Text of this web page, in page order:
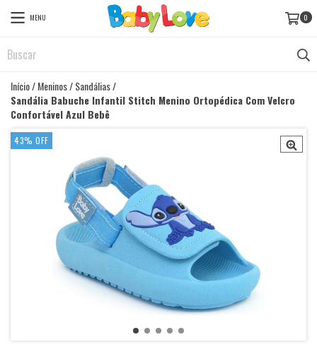
MENU 0
Início/Meninos/Sandálias/
Sandália Babuche Infantil Stitch Menino Ortopédica Com Velcro
Confortável Azul Bebê
43% OFF